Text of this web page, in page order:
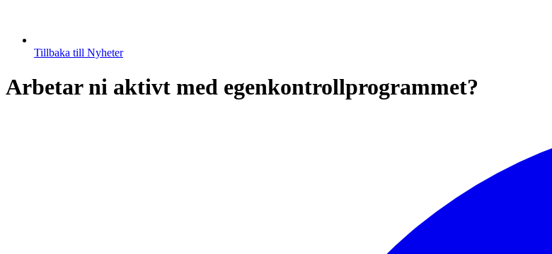
Tillbaka till Nyheter
Arbetar ni aktivt med egenkontrollprogrammet?